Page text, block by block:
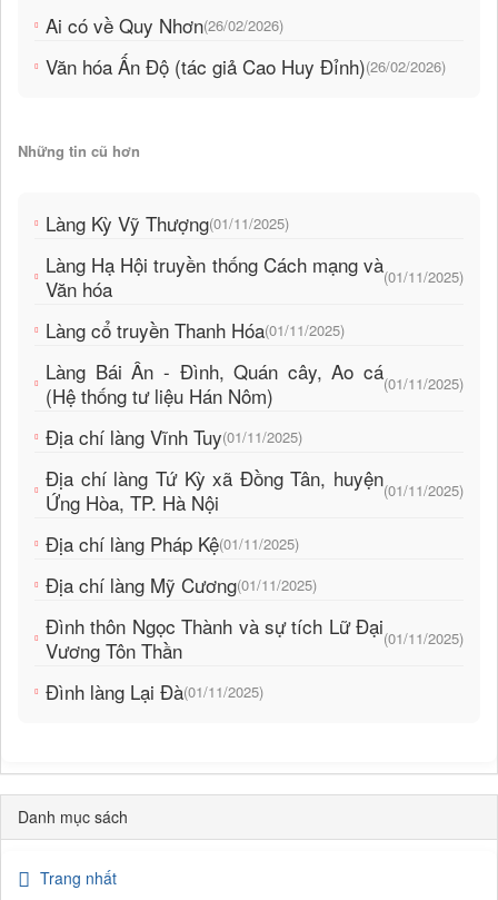
Ai có về Quy Nhơn(26/02/2026)
Văn hóa Ấn Độ (tác giả Cao Huy Đỉnh)(26/02/2026)
Những tin cũ hơn
Làng Kỳ Vỹ Thượng(01/11/2025)
Làng Hạ Hội truyền thống Cách mạng và
Văn hóa
(01/11/2025)
Làng cổ truyền Thanh Hóa(01/11/2025)
Làng Bái Ân - Đình, Quán cây, Ao cá
(Hệ thống tư liệu Hán Nôm)
(01/11/2025)
Địa chí làng Vĩnh Tuy(01/11/2025)
Địa chí làng Tứ Kỳ xã Đồng Tân, huyện
Ứng Hòa, TP. Hà Nội
(01/11/2025)
Địa chí làng Pháp Kệ(01/11/2025)
Địa chí làng Mỹ Cương(01/11/2025)
Đình thôn Ngọc Thành và sự tích Lữ Đại
Vương Tôn Thần
(01/11/2025)
Đình làng Lại Đà(01/11/2025)
Danh mục sách
Trang nhất